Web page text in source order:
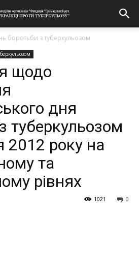
боротьби з туберкульозом
щодо
дня
туберкульозом
2012 року на
та
рівнях
0
1021